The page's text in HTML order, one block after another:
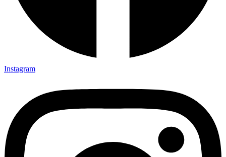
Instagram